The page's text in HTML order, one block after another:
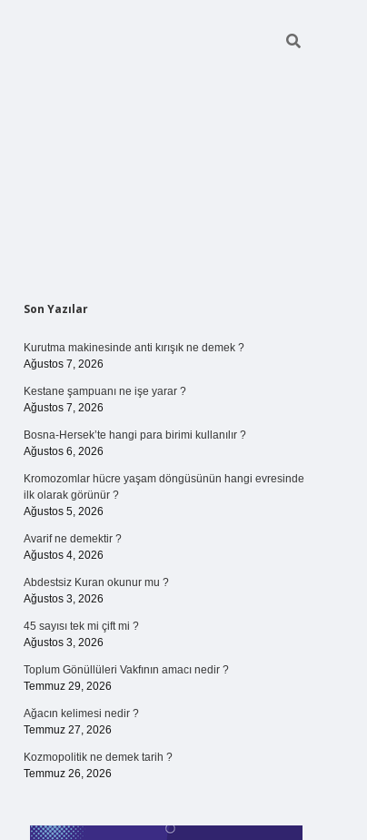
Sidebar
Son Yazılar
Kurutma makinesinde anti kırışık ne demek ?
Ağustos 7, 2026
Kestane şampuanı ne işe yarar ?
Ağustos 7, 2026
Bosna-Hersek’te hangi para birimi kullanılır ?
Ağustos 6, 2026
Kromozomlar hücre yaşam döngüsünün hangi evresinde
ilk olarak görünür ?
Ağustos 5, 2026
Avarif ne demektir ?
Ağustos 4, 2026
Abdestsiz Kuran okunur mu ?
Ağustos 3, 2026
45 sayısı tek mi çift mi ?
Ağustos 3, 2026
Toplum Gönüllüleri Vakfının amacı nedir ?
Temmuz 29, 2026
Ağacın kelimesi nedir ?
Temmuz 27, 2026
Kozmopolitik ne demek tarih ?
Temmuz 26, 2026
ilbet girişhttps://betexpergiris.casino/